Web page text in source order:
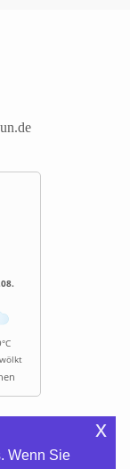
Wenn Sie
x